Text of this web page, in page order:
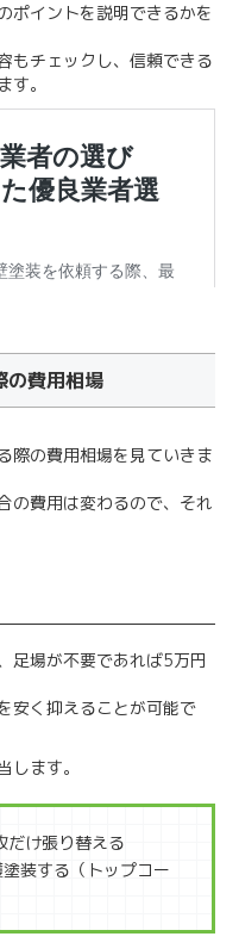
ポイントを説明できるかを
もチェックし、信頼できる
。
の費用相場
際の費用相場を見ていきま
の費用は変わるので、それ
足場が不要であれば5万円
安く抑えることが可能で
ます。
だけ張り替える
装する（トップコー